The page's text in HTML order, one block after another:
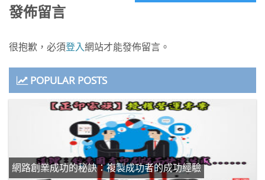
覽
發佈留言
很抱歉，必須登入網站才能發佈留言。
POPULAR POSTS
網路創業成功的秘訣：複製成功者的成功經驗